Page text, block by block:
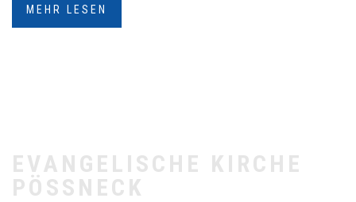
MEHR LESEN
EVANGELISCHE KIRCHE
PÖSSNECK